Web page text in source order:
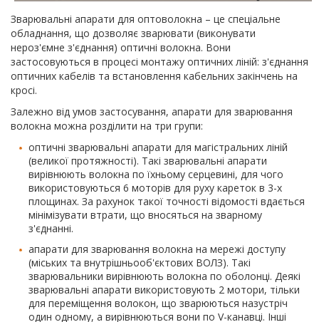
Зварювальні апарати для оптоволокна – це спеціальне
обладнання, що дозволяє зварювати (виконувати
нероз'ємне з'єднання) оптичні волокна. Вони
застосовуються в процесі монтажу оптичних ліній: з'єднання
оптичних кабелів та встановлення кабельних закінчень на
кросі.
Залежно від умов застосування, апарати для зварювання
волокна можна розділити на три групи:
оптичні зварювальні апарати для магістральних ліній
(великої протяжності). Такі зварювальні апарати
вирівнюють волокна по їхньому серцевині, для чого
використовуються 6 моторів для руху кареток в 3-х
площинах. За рахунок такої точності відомості вдається
мінімізувати втрати, що вносяться на зварному
з'єднанні.
апарати для зварювання волокна на мережі доступу
(міських та внутрішньооб'єктових ВОЛЗ). Такі
зварювальники вирівнюють волокна по оболонці. Деякі
зварювальні апарати використовують 2 мотори, тільки
для переміщення волокон, що зварюються назустріч
один одному, а вирівнюються вони по V-канавці. Інші